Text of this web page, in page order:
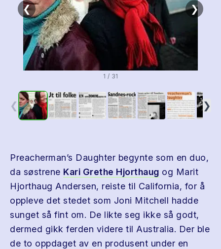
❮ ❯
1 / 31
❮ ❯
Preacherman’s Daughter begynte som en duo,
da søstrene Kari Grethe Hjorthaug og Marit
Hjorthaug Andersen, reiste til California, for å
oppleve det stedet som Joni Mitchell hadde
sunget så fint om. De likte seg ikke så godt,
dermed gikk ferden videre til Australia. Der ble
de to oppdaget av en produsent under en